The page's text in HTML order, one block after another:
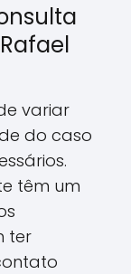
variar
do caso
têm um
ter